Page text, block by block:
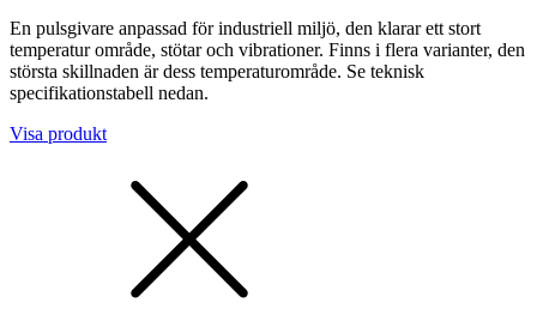
En pulsgivare anpassad för industriell miljö, den klarar ett stort
temperatur område, stötar och vibrationer. Finns i flera varianter, den
största skillnaden är dess temperaturområde. Se teknisk
specifikationstabell nedan.
Visa produkt